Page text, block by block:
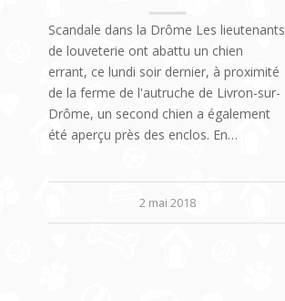
Scandale dans la Drôme Les lieutenants
de louveterie ont abattu un chien
errant, ce lundi soir dernier, à proximité
de la ferme de l'autruche de Livron-sur-
Drôme, un second chien a également
été aperçu près des enclos. En…
2 mai 2018